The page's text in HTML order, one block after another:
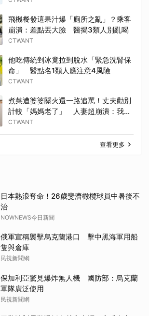
飛機餐發這果汁爆「廁所之亂」？乘客
崩潰：差點丟大臉 醫揭3類人別亂喝
CTWANT
他吃傳統剉冰竟拉到脫水「緊急洗腎保
命」 醫點名1類人應注意4風險
CTWANT
煮菜遭婆婆關火還一路追罵！丈夫勸別
計較「媽媽老了」 人妻超崩潰：我像
台傭
CTWANT
查看更多
日本熱浪奪命！26歲斐濟橄欖球員中暑後不
治
NOWNEWS今日新聞
俄軍宣稱襲擊烏克蘭港口 擊中黑海軍用船
隻與倉庫
民視新聞網
保加利亞驚見爆炸無人機 國防部：烏克蘭
軍隊廣泛使用
民視新聞網